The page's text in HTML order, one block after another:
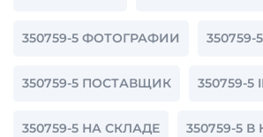
350759-5 ФОТОГРАФИИ
350759-5 ПОСТАВЩИК 350759-5
350759-5 НА СКЛАДЕ 350759-5